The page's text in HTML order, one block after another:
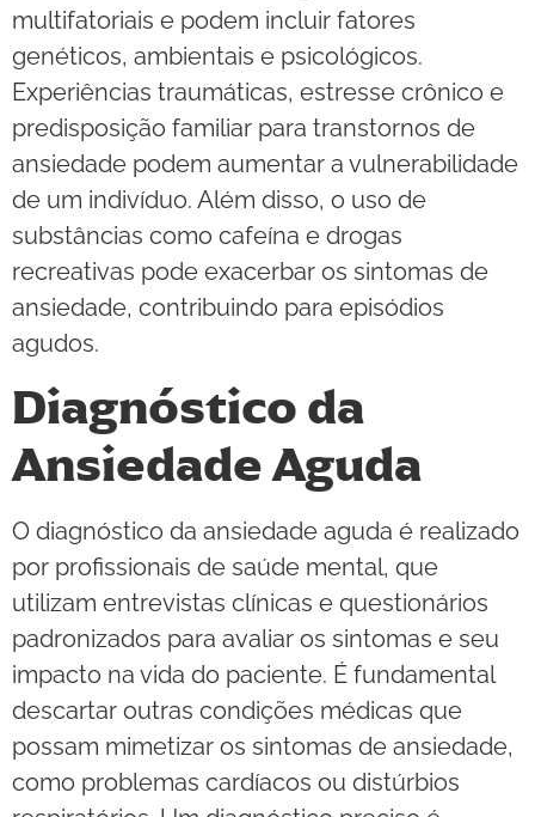
multifatoriais e podem incluir fatores
genéticos, ambientais e psicológicos.
Experiências traumáticas, estresse crônico e
predisposição familiar para transtornos de
ansiedade podem aumentar a vulnerabilidade
de um indivíduo. Além disso, o uso de
substâncias como cafeína e drogas
recreativas pode exacerbar os sintomas de
ansiedade, contribuindo para episódios
agudos.
Diagnóstico da
Ansiedade Aguda
O diagnóstico da ansiedade aguda é realizado
por profissionais de saúde mental, que
utilizam entrevistas clínicas e questionários
padronizados para avaliar os sintomas e seu
impacto na vida do paciente. É fundamental
descartar outras condições médicas que
possam mimetizar os sintomas de ansiedade,
como problemas cardíacos ou distúrbios